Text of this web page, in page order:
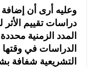
وعليه أرى أن
دراسات تقييم الأثر
المدد الزمنية
الدراسات في وقتها
التشريعية شفافة